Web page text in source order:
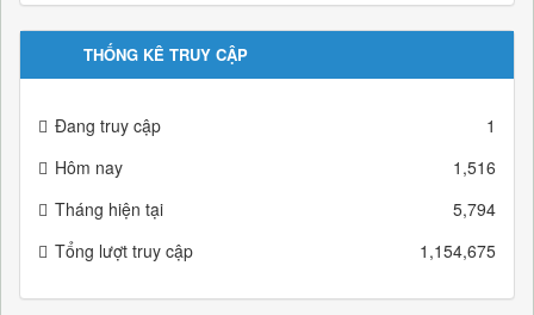
THỐNG KÊ TRUY CẬP
Đang truy cập
1
Hôm nay
1,516
Tháng hiện tại
5,794
Tổng lượt truy cập
1,154,675